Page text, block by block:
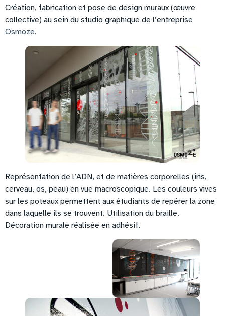
Création, fabrication et pose de design muraux (œuvre
collective) au sein du studio graphique de l’entreprise
Osmoze.
Représentation de l’ADN, et de matières corporelles (iris,
cerveau, os, peau) en vue macroscopique. Les couleurs vives
sur les poteaux permettent aux étudiants de repérer la zone
dans laquelle ils se trouvent. Utilisation du braille.
Décoration murale réalisée en adhésif.